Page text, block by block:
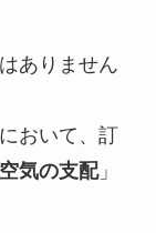
ありません
おいて、訂
空気の支配」